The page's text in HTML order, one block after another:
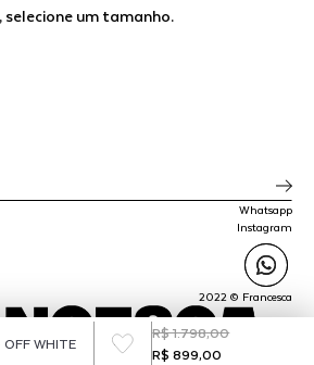
OFF WHITE
R$ 1.798,00
R$ 899,00
um tamanho.
Whatsapp
Instagram
2022 © Francesca
LTDA - CNPJ 45.510.647/0001-00